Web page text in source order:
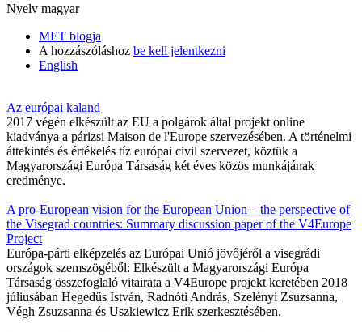
Nyelv magyar
MET blogja
A hozzászóláshoz be kell jelentkezni
English
Az európai kaland
2017 végén elkészült az EU a polgárok által projekt online
kiadványa a párizsi Maison de l'Europe szervezésében. A történelmi
áttekintés és értékelés tíz európai civil szervezet, köztük a
Magyarországi Európa Társaság két éves közös munkájának
eredménye.
A pro-European vision for the European Union – the perspective of
the Visegrad countries: Summary discussion paper of the V4Europe
Project
Európa-párti elképzelés az Európai Unió jövőjéről a visegrádi
országok szemszögéből: Elkészült a Magyarországi Európa
Társaság összefoglaló vitairata a V4Europe projekt keretében 2018
júliusában Hegedűs István, Radnóti András, Szelényi Zsuzsanna,
Végh Zsuzsanna és Uszkiewicz Erik szerkesztésében.